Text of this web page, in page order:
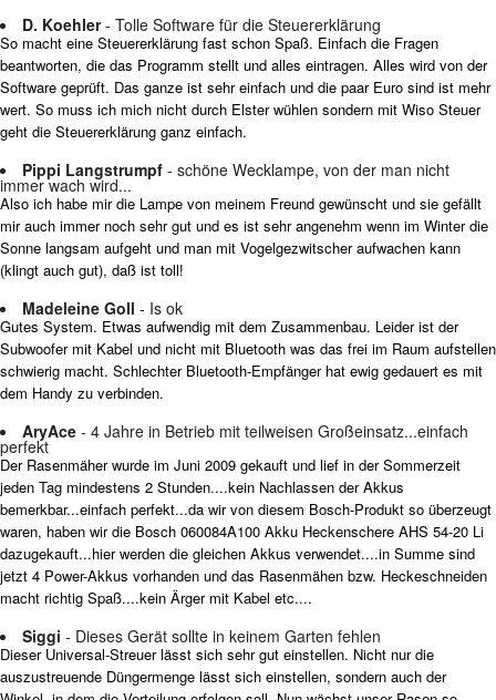
D. Koehler- Tolle Software für die Steuererklärung
So macht eine Steuererklärung fast schon Spaß. Einfach die Fragen
beantworten, die das Programm stellt und alles eintragen. Alles wird von der
Software geprüft. Das ganze ist sehr einfach und die paar Euro sind ist mehr
wert. So muss ich mich nicht durch Elster wühlen sondern mit Wiso Steuer
geht die Steuererklärung ganz einfach.
Pippi Langstrumpf - schöne Wecklampe, von der man nicht
immer wach wird...
Also ich habe mir die Lampe von meinem Freund gewünscht und sie gefällt
mir auch immer noch sehr gut und es ist sehr angenehm wenn im Winter die
Sonne langsam aufgeht und man mit Vogelgezwitscher aufwachen kann
(klingt auch gut), daß ist toll!
Madeleine Goll - Is ok
Gutes System. Etwas aufwendig mit dem Zusammenbau. Leider ist der
Subwoofer mit Kabel und nicht mit Bluetooth was das frei im Raum aufstellen
schwierig macht. Schlechter Bluetooth-Empfänger hat ewig gedauert es mit
dem Handy zu verbinden.
AryAce - 4 Jahre in Betrieb mit teilweisen Großeinsatz...einfach
perfekt
Der Rasenmäher wurde im Juni 2009 gekauft und lief in der Sommerzeit
jeden Tag mindestens 2 Stunden....kein Nachlassen der Akkus
bemerkbar...einfach perfekt...da wir von diesem Bosch-Produkt so überzeugt
waren, haben wir die Bosch 060084A100 Akku Heckenschere AHS 54-20 Li
dazugekauft...hier werden die gleichen Akkus verwendet....in Summe sind
jetzt 4 Power-Akkus vorhanden und das Rasenmähen bzw. Heckeschneiden
macht richtig Spaß....kein Ärger mit Kabel etc....
Siggi - Dieses Gerät sollte in keinem Garten fehlen
Dieser Universal-Streuer lässt sich sehr gut einstellen. Nicht nur die
auszustreuende Düngermenge lässt sich einstellen, sondern auch der